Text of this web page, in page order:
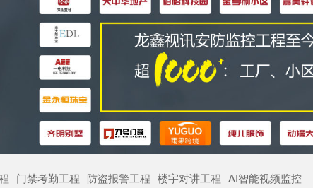
门禁考勤工程 防盗报警工程 楼宇对讲工程 AI智能视频监控